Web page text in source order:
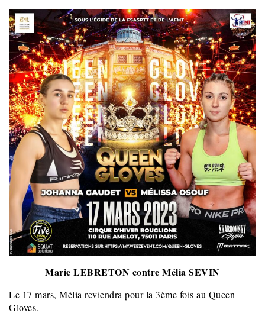
Marie LEBRETON contre Mélia SEVIN
Le 17 mars, Mélia reviendra pour la 3ème fois au Queen
Gloves.